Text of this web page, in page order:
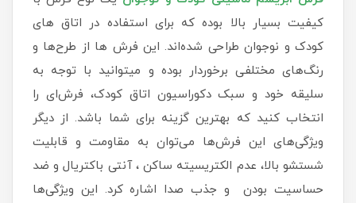
کیفیت بسیار بالا بوده که برای استفاده در اتاق های
کودک و نوجوان طراحی شده‌اند. این فرش ها از طرح‌ها و
رنگ‌های مختلفی برخوردار بوده و میتوانید با توجه به
سلیقه خود و سبک دکوراسیون اتاق کودک، فرش‌ای را
انتخاب کنید که بهترین گزینه برای شما باشد. از دیگر
ویژگی‌های این فرش‌ها می‌توان به مقاومت و قابلیت
شستشو بالا، عدم الکتریسیته ساکن ، آنتی باکتریال و ضد
حساسیت بودن و جذب صدا اشاره کرد. این ویژگی‌ها